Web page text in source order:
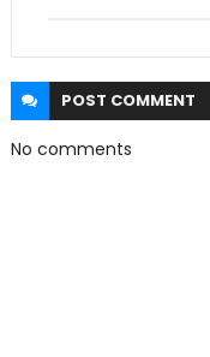
POST COMMENT
No comments